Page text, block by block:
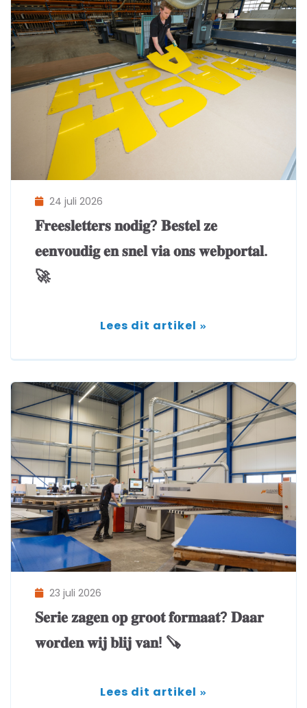
𝐅𝐫𝐞𝐞𝐬𝐥𝐞𝐭𝐭𝐞𝐫𝐬 𝐧𝐨𝐝𝐢𝐠? 𝐁𝐞𝐬𝐭𝐞𝐥 𝐳𝐞
𝐞𝐞𝐧𝐯𝐨𝐮𝐝𝐢𝐠 𝐞𝐧 𝐬𝐧𝐞𝐥 𝐯𝐢𝐚 𝐨𝐧𝐬 𝐰𝐞𝐛𝐩𝐨𝐫𝐭𝐚𝐥.
🚀
24 juli 2026
Lees dit artikel
𝐒𝐞𝐫𝐢𝐞 𝐳𝐚𝐠𝐞𝐧 𝐨𝐩 𝐠𝐫𝐨𝐨𝐭 𝐟𝐨𝐫𝐦𝐚𝐚𝐭? 𝐃𝐚𝐚𝐫
𝐰𝐨𝐫𝐝𝐞𝐧 𝐰𝐢𝐣 𝐛𝐥𝐢𝐣 𝐯𝐚𝐧! 🪚
23 juli 2026
Lees dit artikel